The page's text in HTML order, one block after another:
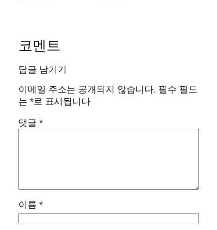
코멘트
답글 남기기
이메일 주소는 공개되지 않습니다. 필수 필드
는 *로 표시됩니다
댓글 *
이름 *